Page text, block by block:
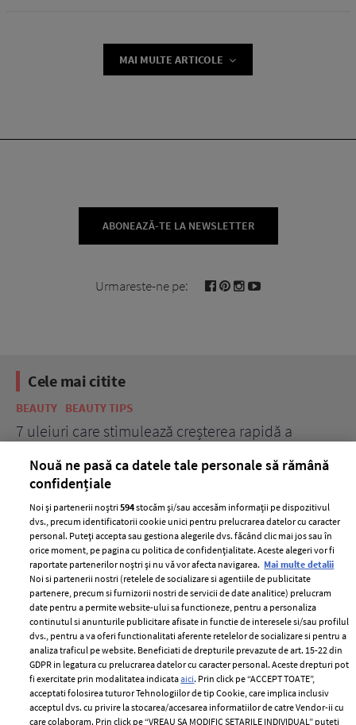
MAI MULTE ARTICOLE
ABONEAZĂ-TE LA NEWSLETTER
Urmareste-ne pe:
Cele mai citite
BEAUTY BEAUTY TIPS
7 uleiuri care stimulează creșterea rapidă a
ELLE Style Awards
2024
Despre ELLE
Romania
Contact
Abonamente
Termeni si conditii
Politica de
confidențialitate
Politica de cookies
Publicitate
Nouă ne pasă ca datele tale personale să rămână
confidențiale
Noi și partenerii noștri594stocăm și/sau accesăm informații pe dispozitivul
dvs., precum identificatorii cookie unici pentru prelucrarea datelor cu caracter
personal. Puteți accepta sau gestiona alegerile dvs. făcând clic mai jos sau în
orice moment, pe pagina cu politica de confidențialitate. Aceste alegeri vor fi
raportate partenerilor noștri și nu vă vor afecta navigarea. Mai multe detalii
Noi si partenerii nostri (retelele de socializare si agentiile de publicitate
partenere, precum si furnizorii nostri de servicii de date analitice) prelucram
date pentru a permite website-ului sa functioneze, pentru a personaliza
continutul si anunturile publicitare afisate in functie de interesele si/sau profilul
dvs., pentru a va oferi functionalitati aferente retelelor de socializare si pentru a
analiza traficul pe website. Beneficiati de drepturile prevazute de art. 15-22 din
GDPR in legatura cu prelucrarea datelor cu caracter personal. Aceste drepturi pot
fi exercitate prin modalitatea indicataaici. Prin click pe “ACCEPT TOATE”,
acceptati folosirea tuturor Tehnologiilor de tip Cookie, care implica inclusiv
acceptul dvs. cu privire la stocarea/accesarea informatiilor de catre Vendor-ii cu
care colaboram. Prin click pe “VREAU SA MODIFIC SETARILE INDIVIDUAL” puteti